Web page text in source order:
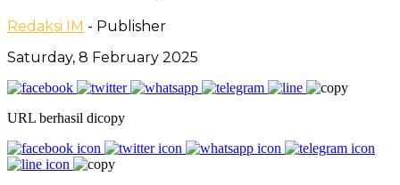
Redaksi IM - Publisher
Saturday, 8 February 2025
URL berhasil dicopy